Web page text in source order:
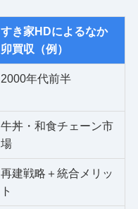
すき家HDによるなか
卯買収（例）
2000年代前半
牛丼・和食チェーン市
場
再建戦略＋統合メリッ
ト